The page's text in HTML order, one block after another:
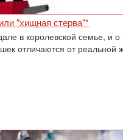
"хищная стерва"*
в королевской семье, и о
отличаются от реальной